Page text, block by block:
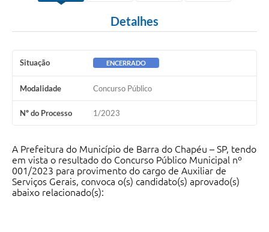
Detalhes
Situação ENCERRADO
Modalidade Concurso Público
Nº do Processo 1/2023
A Prefeitura do Município de Barra do Chapéu – SP, tendo
em vista o resultado do Concurso Público Municipal nº
001/2023 para provimento do cargo de Auxiliar de
Serviços Gerais, convoca o(s) candidato(s) aprovado(s)
abaixo relacionado(s):